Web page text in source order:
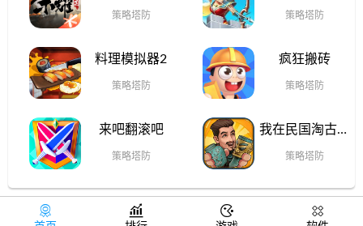
策略塔防 策略塔防
料理模拟器2
策略塔防
疯狂搬砖
策略塔防
来吧翻滚吧
策略塔防
我在民国淘古玩
策略塔防
   